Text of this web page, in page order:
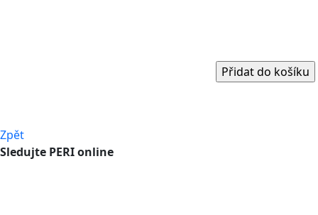
Zpět
Sledujte PERI online